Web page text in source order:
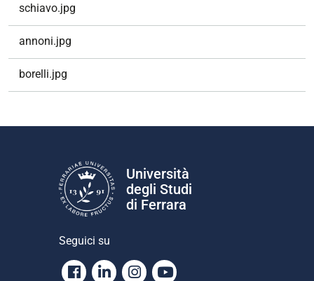
schiavo.jpg
annoni.jpg
borelli.jpg
Università
degli Studi
di Ferrara
Seguici su
Facebook
LinkedinInstagram
Youtube